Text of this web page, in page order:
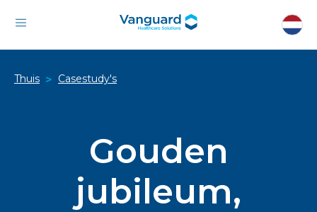
Thuis > Casestudy's
Gouden
jubileum,